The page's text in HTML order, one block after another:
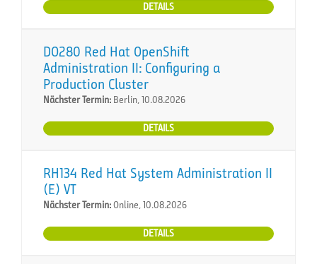
DETAILS
DO280 Red Hat OpenShift
Administration II: Configuring a
Production Cluster
Nächster Termin: Berlin, 10.08.2026
DETAILS
RH134 Red Hat System Administration II
(E) VT
Nächster Termin:Online, 10.08.2026
DETAILS